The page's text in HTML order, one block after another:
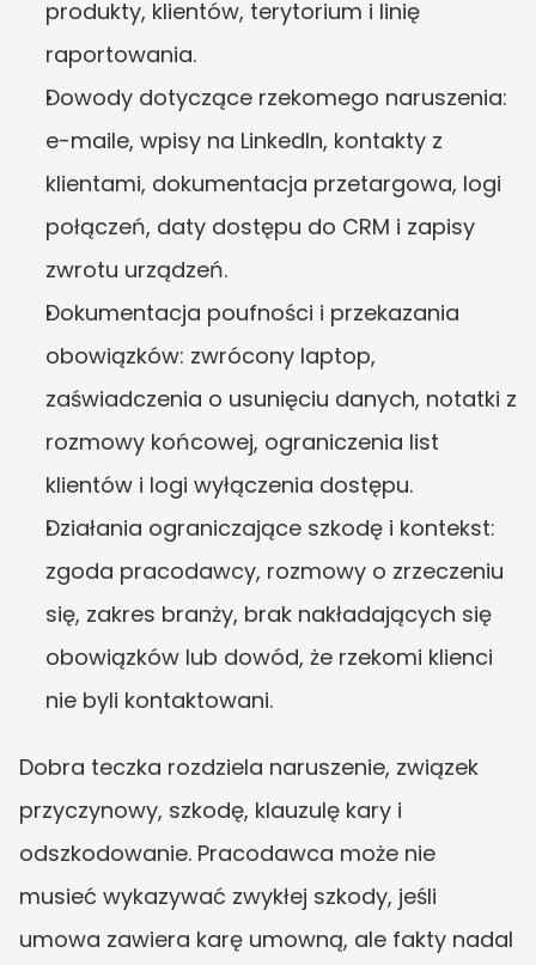
produkty, klientów, terytorium i linię
raportowania.
Dowody dotyczące rzekomego naruszenia:
e-maile, wpisy na LinkedIn, kontakty z
klientami, dokumentacja przetargowa, logi
połączeń, daty dostępu do CRM i zapisy
zwrotu urządzeń.
Dokumentacja poufności i przekazania
obowiązków: zwrócony laptop,
zaświadczenia o usunięciu danych, notatki z
rozmowy końcowej, ograniczenia list
klientów i logi wyłączenia dostępu.
Działania ograniczające szkodę i kontekst:
zgoda pracodawcy, rozmowy o zrzeczeniu
się, zakres branży, brak nakładających się
obowiązków lub dowód, że rzekomi klienci
nie byli kontaktowani.
Dobra teczka rozdziela naruszenie, związek
przyczynowy, szkodę, klauzulę kary i
odszkodowanie. Pracodawca może nie
musieć wykazywać zwykłej szkody, jeśli
umowa zawiera karę umowną, ale fakty nadal